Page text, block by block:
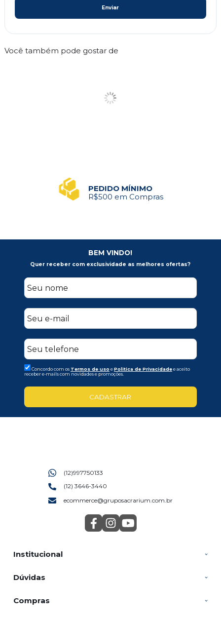
Enviar
Você também pode gostar de
PEDIDO MÍNIMO
R$500 em Compras
BEM VINDO!
Quer receber com exclusividade as melhores ofertas?
Concordo com os Termos de uso ePolitica de Privacidadee aceito
receber e-mails com novidades e promoções.
CADASTRAR
Institucional
Dúvidas
Compras
(12)997750133
(12) 3646-3440
ecommerce@gruposacrarium.com.br